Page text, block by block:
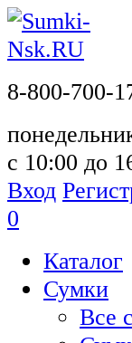
8-800-700-
с 10:00 до
Вход
0
Каталог
Сумки
Все